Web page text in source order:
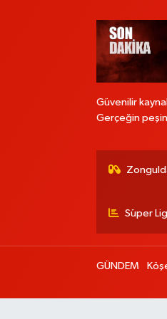
Güvenilir
Gerçeğin
Süper
GÜNDEM